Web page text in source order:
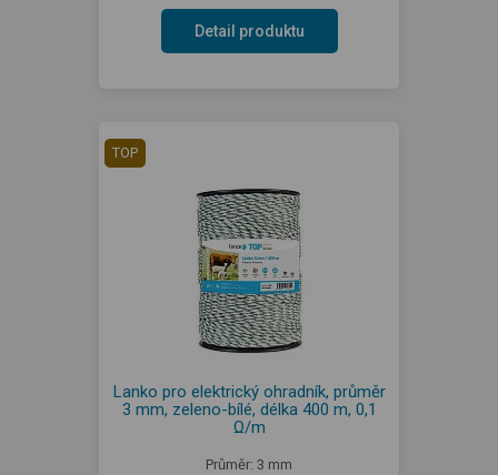
Detail produktu
TOP
Lanko pro elektrický ohradník, průměr
3 mm, zeleno-bílé, délka 400 m, 0,1
Ω/m
Průměr: 3 mm